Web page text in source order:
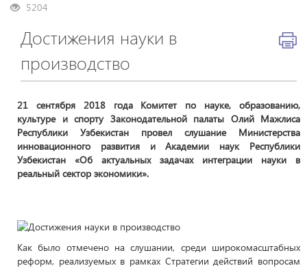
5204
Достижения науки в
производство
​​​​​​​21 сентября 2018 года Комитет по науке, образованию,
культуре и спорту Законодательной палаты Олий Мажлиса
Республики Узбекистан провел слушание Министерства
инновационного развития и Академии наук Республики
Узбекистан «Об актуальных задачах интеграции науки в
реальный сектор экономики».
Как было отмечено на слушании, среди широкомасштабных
реформ, реализуемых в рамках Стратегии действий вопросам